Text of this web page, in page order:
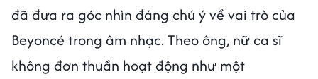
đã đưa ra góc nhìn đáng chú ý về vai trò của
Beyoncé trong âm nhạc. Theo ông, nữ ca sĩ
không đơn thuần hoạt động như một